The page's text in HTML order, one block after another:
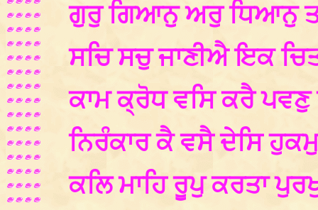
ਗੁਰੁ ਗਿਆਨੁ ਅਰੁ ਧਿਆਨੁ
ਸਚਿ ਸਚੁ ਜਾਣੀਐ ਇਕ
ਕਾਮ ਕ੍ਰੋਧ ਵਸਿ ਕਰੈ
ਨਿਰੰਕਾਰ ਕੈ ਵਸੈ ਦੇਸਿ
ਕਲਿ ਮਾਹਿ ਰੂਪੁ ਕਰਤਾ